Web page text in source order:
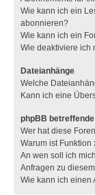
Wie kann ich ein
abonnieren?
Wie kann ich ein
Wie deaktiviere ich
Dateianhänge
Welche
Kann ich eine
phpBB
Wer hat diese
Warum ist Funktion
An wen soll ich
Anfragen zu
Wie kann ich einen